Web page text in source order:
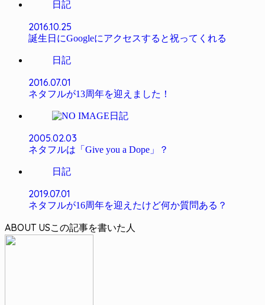
日記
2016.10.25
誕生日にGoogleにアクセスすると祝ってくれる
日記
2016.07.01
ネタフルが13周年を迎えました！
日記
2005.02.03
ネタフルは「Give you a Dope」？
日記
2019.07.01
ネタフルが16周年を迎えたけど何か質問ある？
ABOUT US